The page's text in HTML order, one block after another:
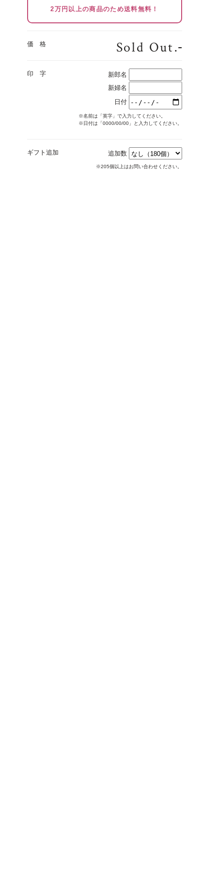
2万円以上の商品のため送料無料！
価 格 Sold Out.-
印 字
新郎名
新婦名
日付
※名前は「英字」で入力してください。
※日付は「0000/00/00」と入力してください。
ギフト追加 追加数
※205個以上はお問い合わせください。